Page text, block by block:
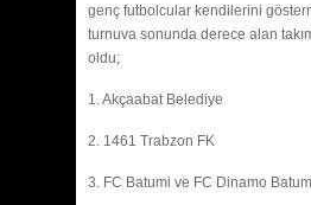
genç futbolcular kendilerini
turnuva sonunda derece alan
oldu;
1. Akçaabat Belediye
2. 1461 Trabzon FK
3. FC Batumi ve FC Dinamo